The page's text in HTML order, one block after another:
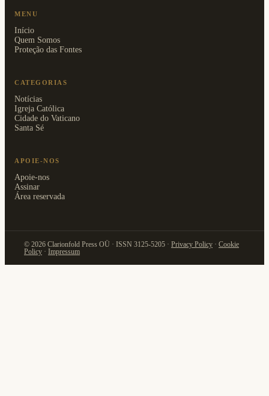
MENU
Início
Quem Somos
Proteção das Fontes
CATEGORIAS
Notícias
Igreja Católica
Cidade do Vaticano
Santa Sé
APOIE-NOS
Apoie-nos
Assinar
Área reservada
© 2026 Clarionfold Press OÜ · ISSN 3125-5205 · Privacy Policy · Cookie
Policy · Impressum